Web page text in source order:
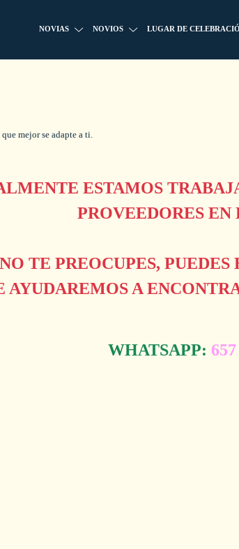
NOVIAS NOVIOS LUGAR DE
mejor se adapte a ti.
ESTAMOS
PROVEEDORES EN
TE PREOCUPES,
AYUDAREMOS A
WHATSAPP: